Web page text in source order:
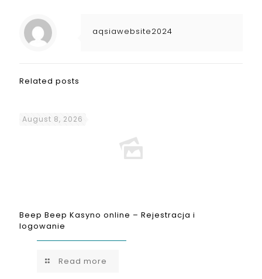
aqsiawebsite2024
Related posts
August 8, 2026
Beep Beep Kasyno online – Rejestracja i
logowanie
Read more